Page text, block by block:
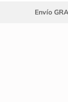
Envío